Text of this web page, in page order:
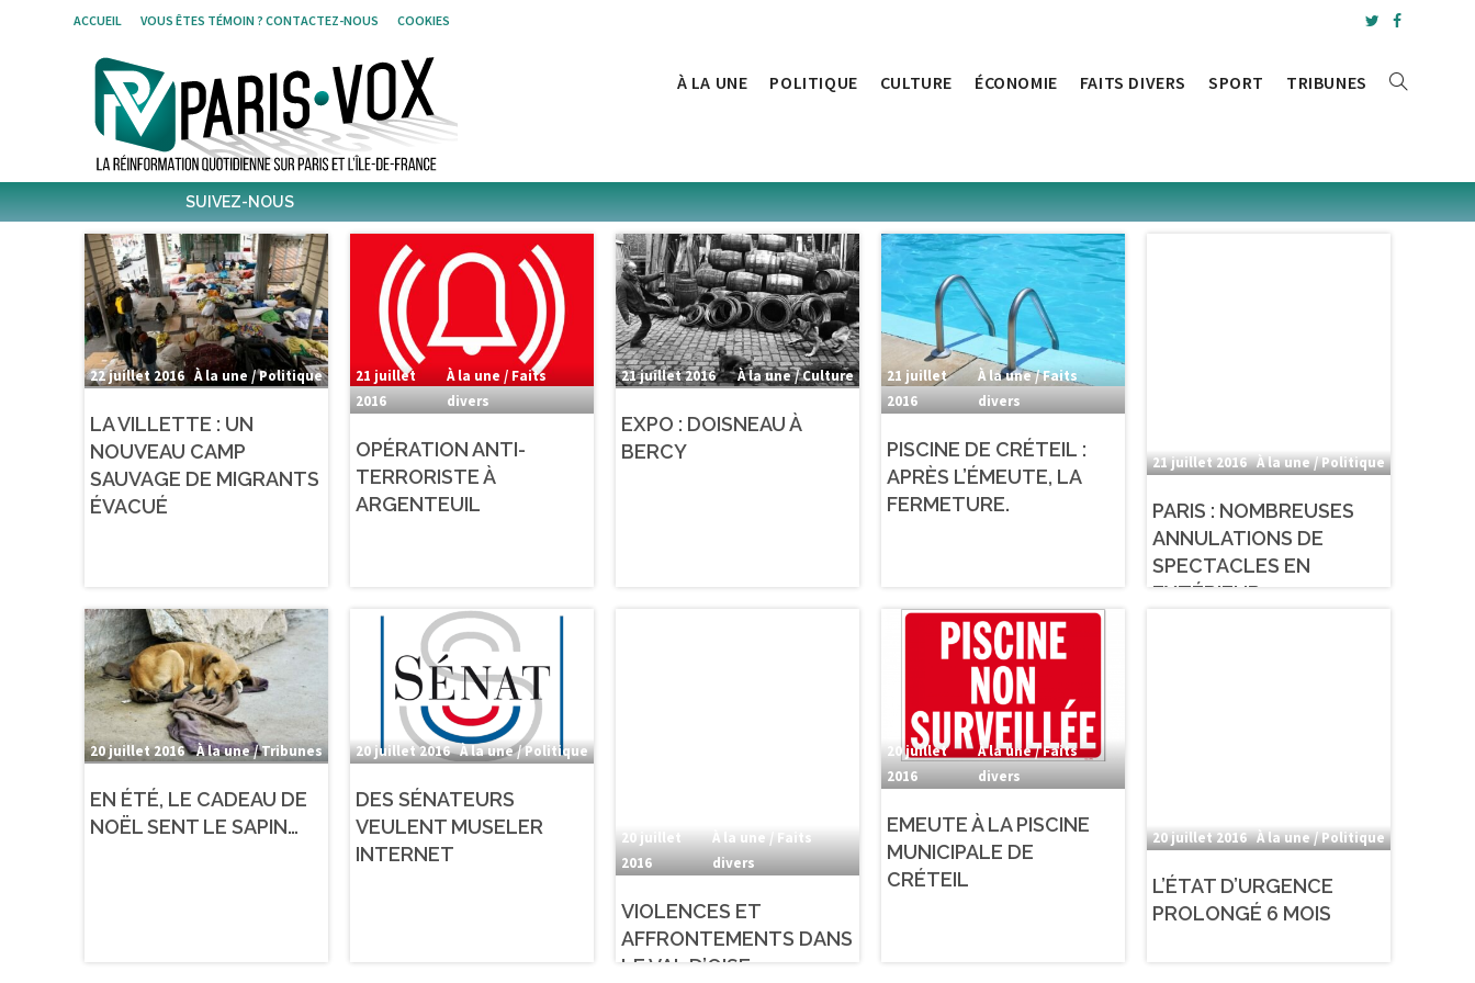
ACCUEIL VOUS ÊTES TÉMOIN ? CONTACTEZ-NOUS COOKIES
À LA UNE POLITIQUE CULTURE ÉCONOMIE FAITS DIVERS SPORT TRIBUNES
SUIVEZ-NOUS
Facebook 1796
Twitter
698 Followers
Post
4,090 Post
22 juillet 2016 À la une / Politique
LA VILLETTE : UN
NOUVEAU CAMP
SAUVAGE DE MIGRANTS
ÉVACUÉ
21 juillet
2016
À la une / Faits
divers
OPÉRATION ANTI-
TERRORISTE À
ARGENTEUIL
21 juillet 2016 À la une / Culture
EXPO : DOISNEAU À
BERCY
21 juillet
2016
À la une / Faits
divers
PISCINE DE CRÉTEIL :
APRÈS L’ÉMEUTE, LA
FERMETURE.
21 juillet 2016 À la une / Politique
PARIS : NOMBREUSES
ANNULATIONS DE
SPECTACLES EN
EXTÉRIEUR
20 juillet 2016 À la une / Tribunes
EN ÉTÉ, LE CADEAU DE
NOËL SENT LE SAPIN…
20 juillet 2016 À la une / Politique
DES SÉNATEURS
VEULENT MUSELER
INTERNET
20 juillet
2016
À la une / Faits
divers
VIOLENCES ET
AFFRONTEMENTS DANS
LE VAL D’OISE
20 juillet
2016
À la une / Faits
divers
EMEUTE À LA PISCINE
MUNICIPALE DE
CRÉTEIL
20 juillet 2016 À la une / Politique
L’ÉTAT D’URGENCE
PROLONGÉ 6 MOIS